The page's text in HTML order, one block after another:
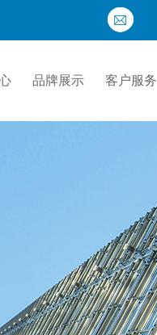
品牌展示 客户服务